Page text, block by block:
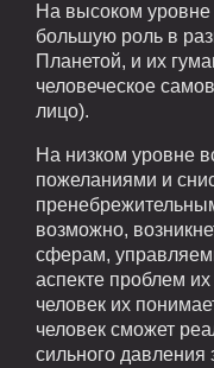
На высоком уровне
большую роль в
Планетой, и их
человеческое
лицо).
На низком уровне
пожеланиями и
возможно,
сферам,
аспекте проблем
человек их
человек сможет
сильного давления